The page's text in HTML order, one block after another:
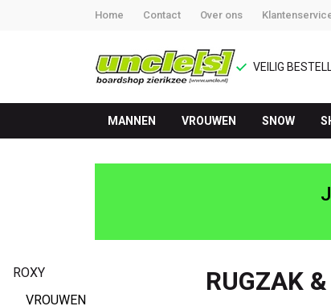
Home Contact Over ons
VEILIG
MANNEN VROUWEN SNOW
RUGZAK
-ROXY
VROUWEN
RUGZAK